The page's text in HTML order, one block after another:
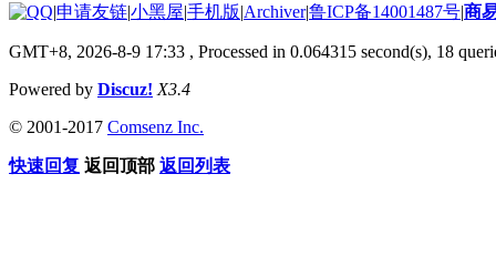
|申请友链|小黑屋|手机版|Archiver|鲁ICP备14001487号|商
GMT+8, 2026-8-9 17:33 , Processed in 0.064315 second(s), 18
Powered by Discuz! X3.4
© 2001-2017 Comsenz Inc.
快速回复 返回顶部 返回列表